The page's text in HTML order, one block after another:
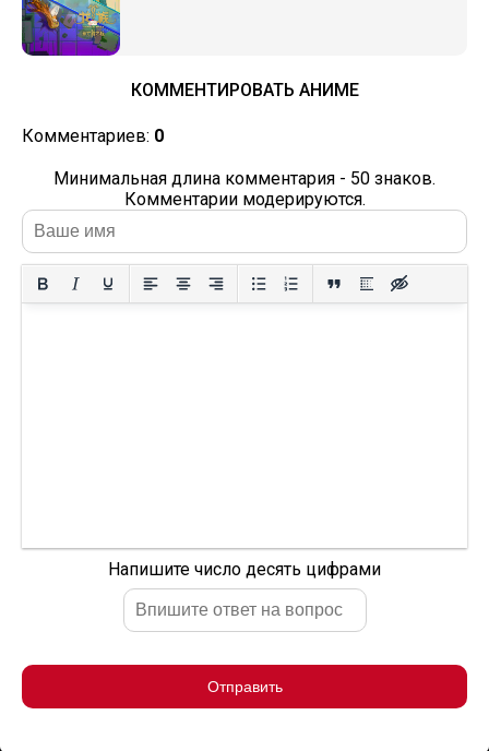
КОММЕНТИРОВАТЬ АНИМЕ
Комментариев: 0
Минимальная длина комментария - 50 знаков.
Комментарии модерируются.
Напишите число десять цифрами
Отправить